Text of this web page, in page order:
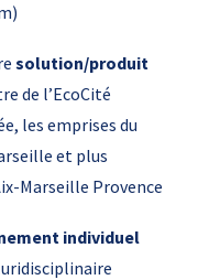
solution/produit
de l’EcoCité
les emprises du
et plus
Marseille Provence
individuel